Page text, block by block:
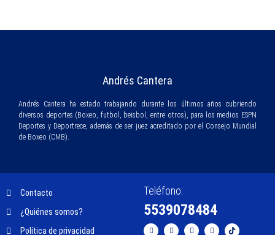
Andrés Cantera
Andrés Cantera ha estado trabajando durante los últimos años cubriendo
diversos deportes (Boxeo, futbol, beisbol, entre otros), para los medios ESPN
Deportes y Deportrece, además de ser juez acreditado por el Consejo Mundial
de Boxeo (CMB).
Contacto
¿Quiénes somos?
Política de privacidad
Teléfono:
5539078484